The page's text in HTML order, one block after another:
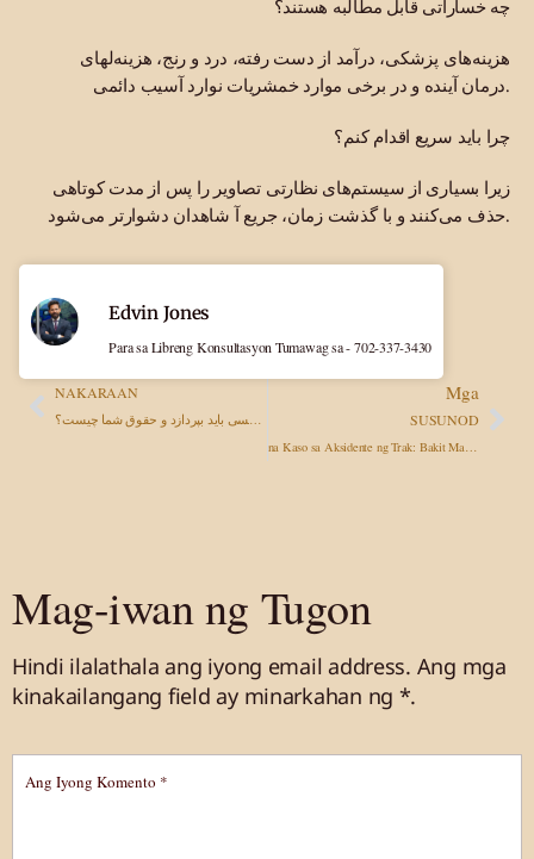
چه خساراتی قابل مطالبه هستند؟
هزینه‌های پزشکی، درآمد از دست رفته، درد و رنج، هزینه‌لهای
درمان آینده و در برخی موارد خمشریات نوارد آسیب دائمی.
چرا باید سریع اقدام کنم؟
زیرا بسیاری از سیستم‌های نظارتی تصاویر را پس از مدت کوتاهی
حذف می‌کنند و با گذشت زمان، جریع ‌آ شاهدان دشوارتر می‌شود.
NAKARAAN Mga
SUSUNOD
Edvin Jones
Para sa Libreng Konsultasyon Tumawag sa - 702-337-3430
Mag-iwan ng Tugon
Hindi ilalathala ang iyong email address. Ang mga
kinakailangang field ay minarkahan ng *.